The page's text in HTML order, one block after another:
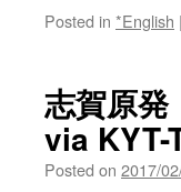
Posted in *English |
志賀原
via KYT-
Posted on 2017/